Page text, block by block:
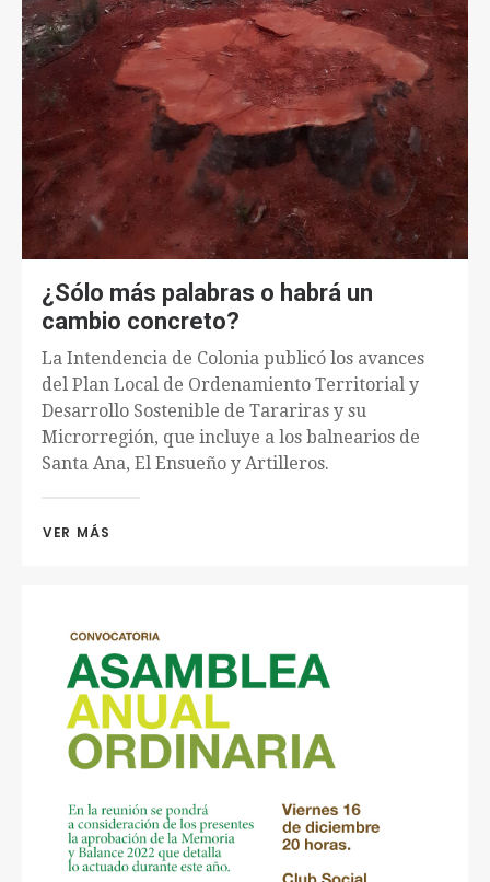
¿Sólo más palabras o habrá un
cambio concreto?
La Intendencia de Colonia publicó los avances
del Plan Local de Ordenamiento Territorial y
Desarrollo Sostenible de Tarariras y su
Microrregión, que incluye a los balnearios de
Santa Ana, El Ensueño y Artilleros.
VER MÁS